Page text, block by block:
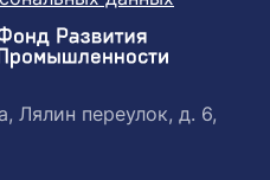
Лялин переулок, д. 6,